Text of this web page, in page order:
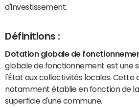
d'investissement.
Définitions :
Dotation globale de
globale de fonctionnement est une
l'État aux collectivités locales. Cette
notamment établie en fonction de
superficie d'une commune.